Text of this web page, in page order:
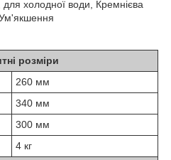
холодної води, Кремнієва
розміри
260 мм
340 мм
300 мм
4 кг